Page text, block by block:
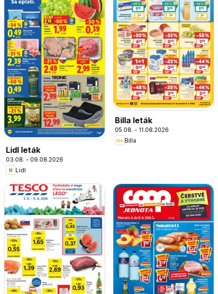
Lidl leták
03.08. - 09.08.2026
Lidl
Billa leták
05.08. - 11.08.2026
Billa